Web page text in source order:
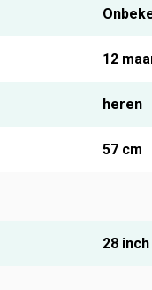
12
heren
57 cm
28 inch